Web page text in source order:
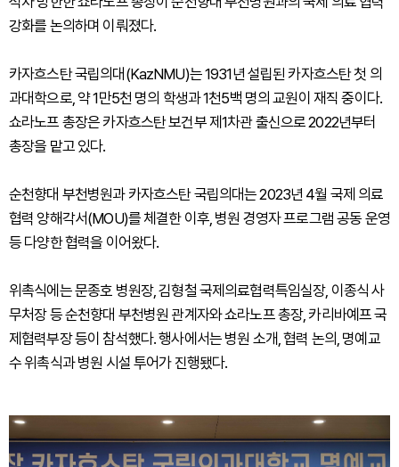
강화를 논의하며 이뤄졌다.
카자흐스탄 국립의대(KazNMU)는 1931년 설립된 카자흐스탄 첫 의
과대학으로, 약 1만5천 명의 학생과 1천5백 명의 교원이 재직 중이다.
쇼라노프 총장은 카자흐스탄 보건부 제1차관 출신으로 2022년부터
총장을 맡고 있다.
순천향대 부천병원과 카자흐스탄 국립의대는 2023년 4월 국제 의료
협력 양해각서(MOU)를 체결한 이후, 병원 경영자 프로그램 공동 운영
등 다양한 협력을 이어왔다.
위촉식에는 문종호 병원장, 김형철 국제의료협력특임실장, 이종식 사
무처장 등 순천향대 부천병원 관계자와 쇼라노프 총장, 카리바예프 국
제협력부장 등이 참석했다. 행사에서는 병원 소개, 협력 논의, 명예교
수 위촉식과 병원 시설 투어가 진행됐다.